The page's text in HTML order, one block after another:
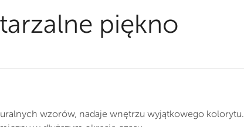
piękno
wzorów, nadaje wnętrzu wyjątkowego kolorytu.